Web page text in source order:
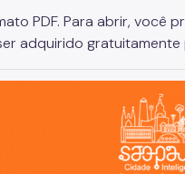
PDF. Para abrir, você
adquirido gratuitamente
resiliente e